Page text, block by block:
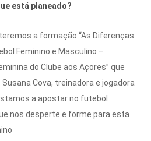
está planeado?
a formação “As Diferenças
Feminino e Masculino –
do Clube aos Açores” que
Cova, treinadora e jogadora
a apostar no futebol
nos desperte e forme para esta